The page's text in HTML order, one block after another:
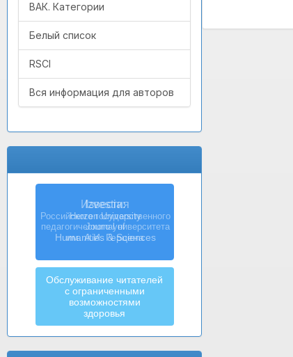
ВАК. Категории
Белый список
RSCI
Вся информация для авторов
Izvestia:
Herzen University
Journal of
Humanities & Sciences
Обслуживание читателей
с ограниченными
возможностями
здоровья